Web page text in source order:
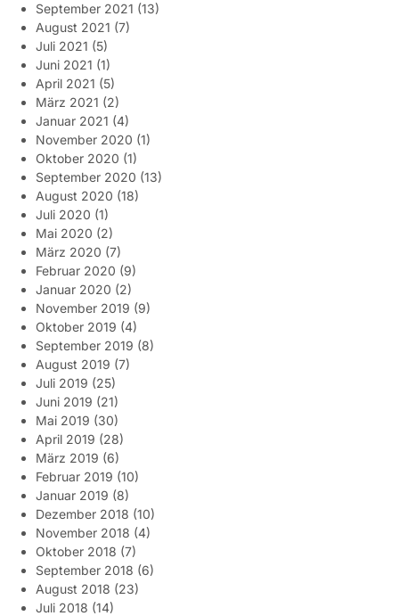
September 2021 (13)
August 2021 (7)
Juli 2021 (5)
Juni 2021 (1)
April 2021 (5)
März 2021 (2)
Januar 2021 (4)
November 2020 (1)
Oktober 2020 (1)
September 2020 (13)
August 2020 (18)
Juli 2020 (1)
Mai 2020 (2)
März 2020 (7)
Februar 2020 (9)
Januar 2020 (2)
November 2019 (9)
Oktober 2019 (4)
September 2019 (8)
August 2019 (7)
Juli 2019 (25)
Juni 2019 (21)
Mai 2019 (30)
April 2019 (28)
März 2019 (6)
Februar 2019 (10)
Januar 2019 (8)
Dezember 2018 (10)
November 2018 (4)
Oktober 2018 (7)
September 2018 (6)
August 2018 (23)
Juli 2018 (14)